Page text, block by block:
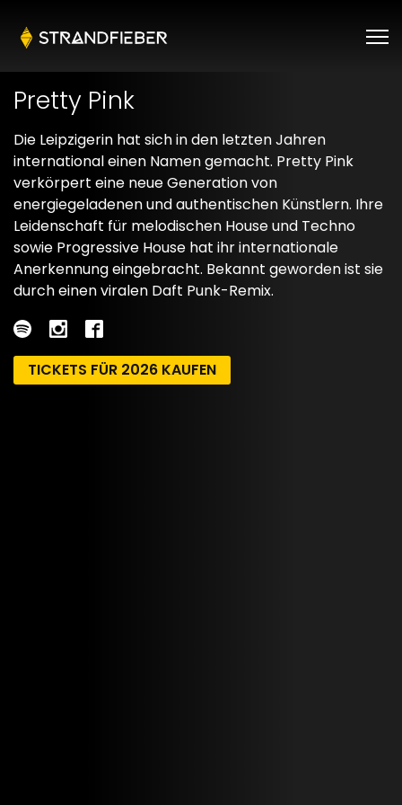
Pretty Pink
Die Leipzigerin hat sich in den letzten Jahren
international einen Namen gemacht. Pretty Pink
verkörpert eine neue Generation von
energiegeladenen und authentischen Künstlern. Ihre
Leidenschaft für melodischen House und Techno
sowie Progressive House hat ihr internationale
Anerkennung eingebracht. Bekannt geworden ist sie
durch einen viralen Daft Punk-Remix.
TICKETS FÜR 2026 KAUFEN